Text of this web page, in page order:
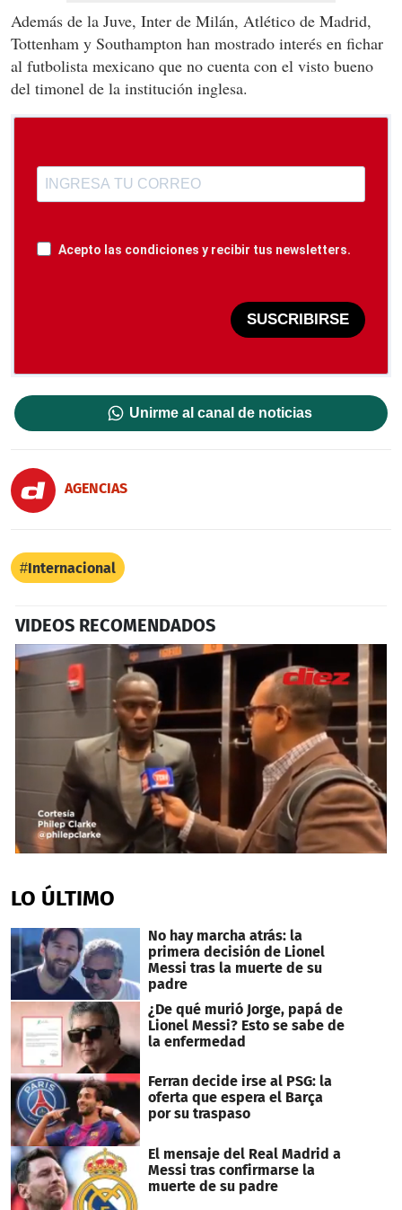
Además de la Juve, Inter de Milán, Atlético de Madrid,
Tottenham y Southampton han mostrado interés en fichar
al futbolista mexicano que no cuenta con el visto bueno
del timonel de la institución inglesa.
Acepto las condiciones y recibir tus newsletters.
SUSCRIBIRSE
Unirme al canal de noticias
AGENCIAS
Internacional
VIDEOS RECOMENDADOS
of
1
15
seconds
LO ÚLTIMO
No hay marcha atrás: la
primera decisión de Lionel
Messi tras la muerte de su
padre
¿De qué murió Jorge, papá de
Lionel Messi? Esto se sabe de
la enfermedad
Ferran decide irse al PSG: la
oferta que espera el Barça
por su traspaso
El mensaje del Real Madrid a
Messi tras confirmarse la
muerte de su padre